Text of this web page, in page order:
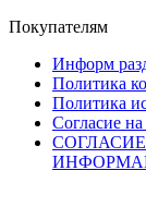
Покупателям
Информ
Политика
Политика
Согласие